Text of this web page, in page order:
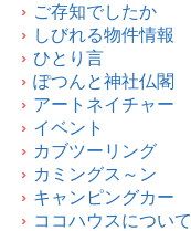
ご存知でしたか
しびれる物件情報
ひとり言
ぽつんと神社仏閣
アートネイチャー
イベント
カブツーリング
カミングス～ン
キャンピングカー
ココハウスについて